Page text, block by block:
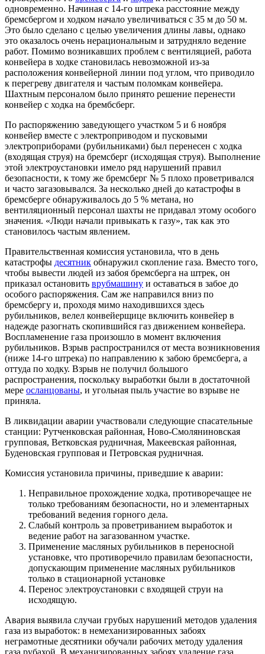
одновременно. Начиная с 14-го штрека расстояние между
бремсбергом и ходком начало увеличиваться с 35 м до 50 м.
Это было сделано с целью увеличения длины лавы, однако
это оказалось очень нерациональным и затрудняло ведение
работ. Помимо возникавших проблем с вентиляцией, работа
конвейера в ходке становилась невозможной из-за
расположения конвейерной линии под углом, что приводило
к перегреву двигателя и частым поломкам конвейера.
Шахтным персоналом было принято решение перенести
конвейер с ходка на брембсберг.
По распоряжению заведующего участком 5 и 6 ноября
конвейер вместе c электроприводом и пусковыми
электроприборами (рубильниками) был перенесен с ходка
(входящая струя) на бремсберг (исходящая струя). Выполнение
этой электроустановки имело ряд нарушений правил
безопасности, к тому же бремсберг № 5 плохо проветривался
и часто загазовывался. За несколько дней до катастрофы в
бремсберге обнаруживалось до 5 % метана, но
вентиляционный персонал шахты не придавал этому особого
значения. «Люди начали привыкать к газу», так как это
становилось частым явлением.
Правительственная комиссия установила, что в день
катастрофы десятник обнаружил скопление газа. Вместо того,
чтобы вывести людей из забоя бремсберга на штрек, он
приказал остановить врубмашину и оставаться в забое до
особого распоряжения. Сам же направился вниз по
бремсбергу и, проходя мимо находившихся здесь
рубильников, велел конвейерщице включить конвейер в
надежде разогнать скопившийся газ движением конвейера.
Воспламенение газа произошло в момент включения
рубильников. Взрыв распространился от места возникновения
(ниже 14-го штрека) по направлению к забою бремсберга, а
оттуда по ходку. Взрыв не получил большого
распространения, поскольку выработки были в достаточной
мере осланцованы, и угольная пыль участие во взрыве не
приняла.
В ликвидации аварии участвовали следующие спасательные
станции: Рутченковская районная, Ново-Смоляниновская
групповая, Ветковская рудничная, Макеевская районная,
Буденовская групповая и Петровская рудничная.
Комиссия установила причины, приведшие к аварии:
Неправильное прохождение ходка, противоречащее не
только требованиям безопасности, но и элементарных
требований ведения горного дела.
Слабый контроль за проветриванием выработок и
ведение работ на загазованном участке.
Применение масляных рубильников в переносной
установке, что противоречило правилам безопасности,
допускающим применение масляных рубильников
только в стационарной установке
Перенос электроустановки с входящей струи на
исходящую.
Авария выявила случаи грубых нарушений методов удаления
газа из выработок: в немеханизированных забоях
неграмотные десятники обучали рабочих методу удаления
газа рубахой. В механизированных забоях удаление газа